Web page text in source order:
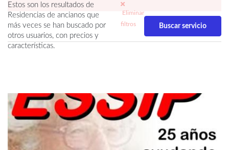
Estos son los resultados de
Residencias de ancianos que
más veces se han buscado por
otros usuarios, con precios y
características.
Eliminar
filtros